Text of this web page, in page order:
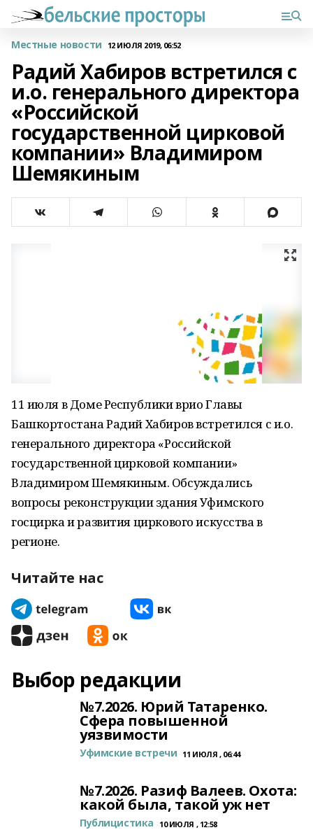
Местные новости 12 ИЮЛЯ 2019, 06:52
Радий Хабиров встретился с
и.о. генерального директора
«Российской
государственной цирковой
компании» Владимиром
Шемякиным
11 июля в Доме Республики врио Главы
Башкортостана Радий Хабиров встретился с и.о.
генерального директора «Российской
государственной цирковой компании»
Владимиром Шемякиным. Обсуждались
вопросы реконструкции здания Уфимского
госцирка и развития циркового искусства в
регионе.
Читайте нас
Выбор редакции
№7.2026. Юрий Татаренко.
Сфера повышенной
уязвимости
Уфимские встречи 11 ИЮЛЯ , 06:44
№7.2026. Разиф Валеев. Охота:
какой была, такой уж нет
Публицистика 10 ИЮЛЯ , 12:58